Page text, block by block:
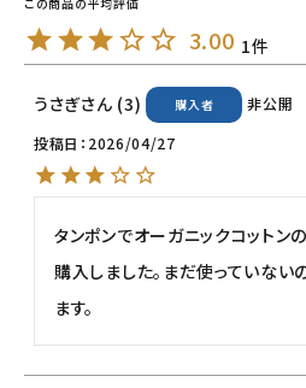
ご利用ガイド等
ようこそ ゲスト 様
3.00 1
うさぎ 3 購入者
非公開
投稿日
2026/04/27
タンポンでオーガニックコット
購入しました。まだ使っていない
ます。